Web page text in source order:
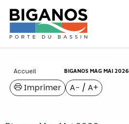
Accueil BIGANOS MAG MAI 2026
A− / A+
Imprimer